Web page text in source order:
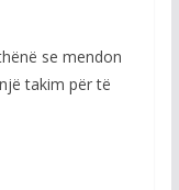
se mendon
takim për të